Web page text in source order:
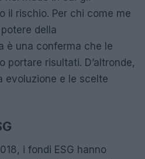
il rischio. Per chi come me
della
è una conferma che le
portare risultati. D’altronde,
evoluzione e le scelte
i fondi ESG hanno